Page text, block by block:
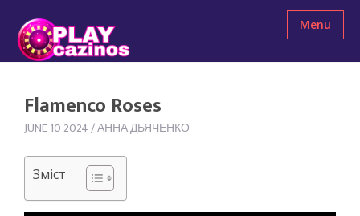
Menu
Flamenco Roses
JUNE 10 2024/АННА ДЬЯЧЕНКО
Зміст